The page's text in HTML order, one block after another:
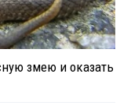
змею и оказать